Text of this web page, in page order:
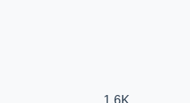
1.6K